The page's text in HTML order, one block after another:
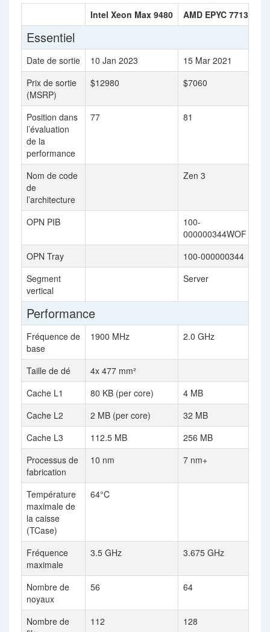
Intel Xeon Max 9480 AMD EPYC 7713
Essentiel
Date de sortie 10 Jan 2023
15 Mar 2021
Prix de sortie
(MSRP)
$12980 $7060
Position dans
l’évaluation
de la
performance
77 81
Nom de code
de
l’architecture
Zen 3
OPN PIB
100-
000000344WOF
OPN Tray
100-000000344
Segment
vertical
Server
Performance
Fréquence de
base
1900 MHz 2.0 GHz
Taille de dé
4x 477 mm²
Cache L1
80 KB (per core)
4 MB
Cache L2
2 MB (per core)
32 MB
Cache L3
112.5 MB
256 MB
Processus de
fabrication
10 nm 7 nm+
Température
maximale de
la caisse
(TCase)
64°C
Fréquence
maximale
3.5 GHz 3.675 GHz
Nombre de
noyaux
56 64
Nombre de
112 128